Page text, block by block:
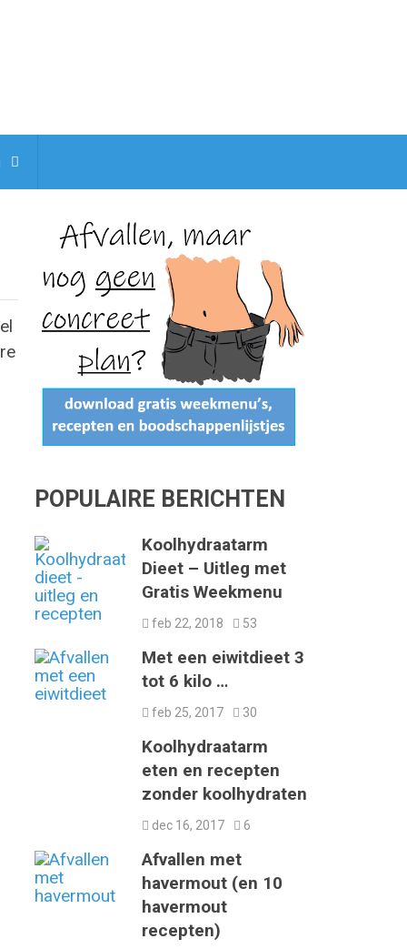
POPULAIRE BERICHTEN
Koolhydraatarm
Dieet – Uitleg met
Gratis Weekmenu
feb 22, 2018 53
Met een eiwitdieet 3
tot 6 kilo …
feb 25, 2017 30
Koolhydraatarm
eten en recepten
zonder koolhydraten
dec 16, 2017 6
Afvallen met
havermout (en 10
havermout
recepten)